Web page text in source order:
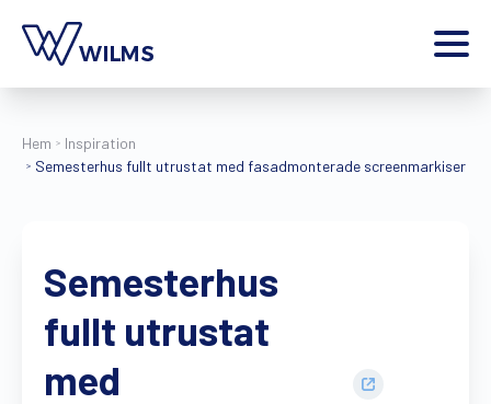
Kontakt
Wilms World
Hem
Inspiration
Semesterhus fullt utrustat med fasadmonterade screenmarkiser
Semesterhus
fullt utrustat
med